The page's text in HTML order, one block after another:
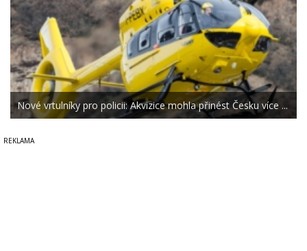
Nové vrtulníky pro policii: Akvizice mohla přinést Česku více ...